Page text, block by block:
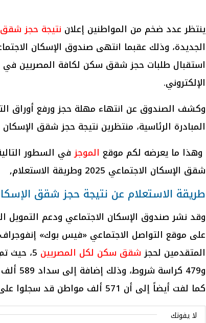
ينتظر عدد ضخم من المواطنين إعلان نتيجة حجز شقق
الجديدة، وذلك عقبما انتهى صندوق الإسكان
استقبال طلبات حجز شقق سكن لكافة المصريين في
الإلكتروني.
وكشف الصندوق عن انتهاء مهلة حجز ورفع أوراق
المبادرة الرئاسية، منتظرين نتيجة حجز شقق الإسكان
وهذا ما يعرضه لكم موقع الموجزفي السطور
شقق الإسكان الاجتماعي 2025 وطريقة الاستعلام,
طريقة الاستعلام عن نتيجة حجز شقق الإسكان
وقد نشر صندوق الإسكان الاجتماعي ودعم التمويل
على موقع التواصل الاجتماعي «فيس بوك»
المتقدمين لحجزشقق سكن لكل المصريين
و479
كما لفت أيضاً إلى أن 571 ألف مواطن قد سجلوا على الموقع الإلكتروني للصندوق.
لا يفوتك